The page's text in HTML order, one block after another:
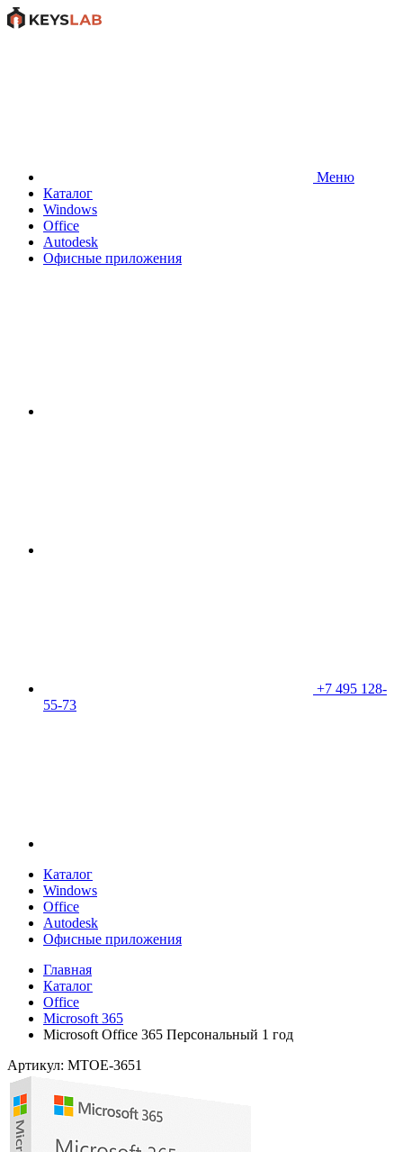
Меню
Каталог
Windows
Office
Autodesk
Офисные приложения
+7 495 128-
55-73
Каталог
Windows
Office
Autodesk
Офисные приложения
Главная
Каталог
Office
Microsoft 365
Microsoft Office 365 Персональный 1 год
Артикул: MTOE-3651